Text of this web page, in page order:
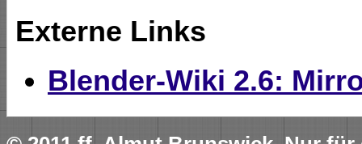
Externe Links
Blender-Wiki 2.6: